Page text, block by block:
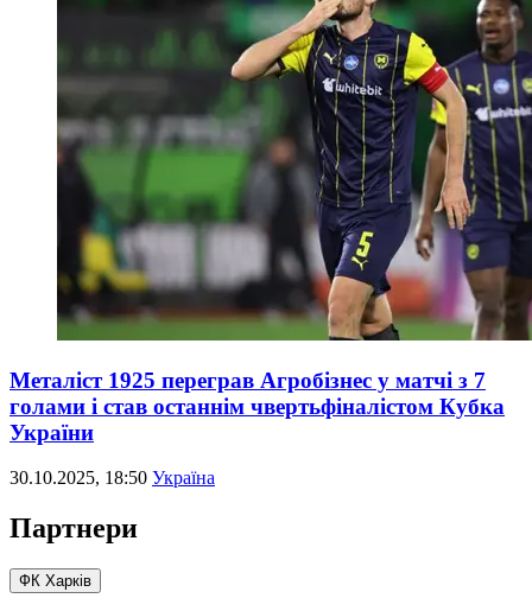
Металіст 1925 переграв Агробізнес у матчі з 7
голами і став останнім чвертьфіналістом Кубка
України
30.10.2025, 18:50 Україна
Партнери
ФК Харків